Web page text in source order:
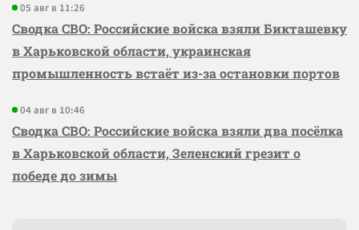
05 авг в 11:26
Сводка СВО: Российские войска взяли Бикташевку
в Харьковской области, украинская
промышленность встаёт из-за остановки портов
04 авг в 10:46
Сводка СВО: Российские войска взяли два посёлка
в Харьковской области, Зеленский грезит о
победе до зимы